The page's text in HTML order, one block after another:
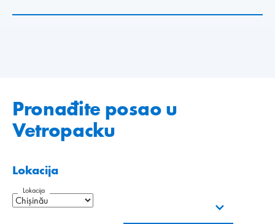
Pronađite posao u
Vetropacku
Lokacija
Lokacija